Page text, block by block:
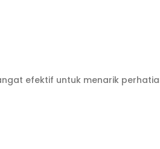
efektif untuk menarik